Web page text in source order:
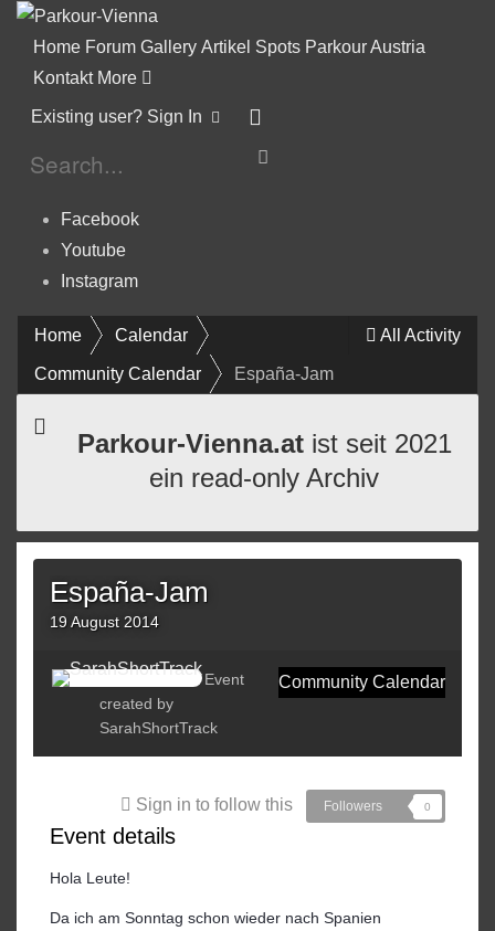
Home Forum Gallery Artikel Spots Parkour Austria
Kontakt More
Existing user? Sign In
Facebook
Youtube
Instagram
All Activity
Home Calendar
Community Calendar España-Jam
Parkour-Vienna.atist seit 2021
ein read-only Archiv
España-Jam
19 August 2014
Community Calendar
Event
created by
SarahShortTrack
Sign in to follow this Followers 0
Event details
Hola Leute!
Da ich am Sonntag schon wieder nach Spanien